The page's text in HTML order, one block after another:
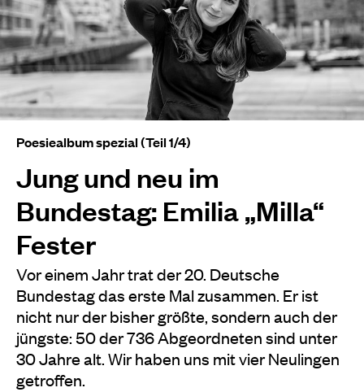
Poesiealbum spezial (Teil 1/4)
Jung und neu im
Bundestag: Emilia „Milla“
Fester
Vor einem Jahr trat der 20. Deutsche
Bundestag das erste Mal zusammen. Er ist
nicht nur der bisher größte, sondern auch der
jüngste: 50 der 736 Abgeordneten sind unter
30 Jahre alt. Wir haben uns mit vier Neulingen
getroffen.